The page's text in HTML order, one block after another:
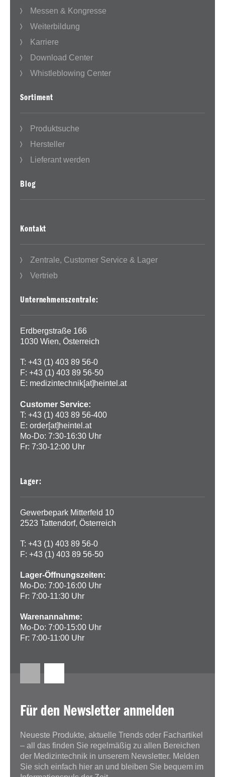
Messen & Kongresse
Weiterbildung
Karriere
Download Center
Whistleblowing Center
Sortiment
Produktsuche
Hersteller
Lieferant werden
Blog
Kontakt
Zentrale, Customer Service & Lager
Vertrieb
Unternehmenszentrale:
Erdbergstraße 166
1030 Wien, Österreich
T: +43 (1) 403 89 56-0
F: +43 (1) 403 89 56-50
E: medizintechnik[at]heintel.at
Customer Service:
T: +43 (1) 403 89 56-400
E: order[at]heintel.at
Mo-Do: 7:30-16:30 Uhr
Fr: 7:30-12:00 Uhr
Lager:
Gewerbepark Mitterfeld 10
2523 Tattendorf, Österreich
T: +43 (1) 403 89 56-0
F: +43 (1) 403 89 56-50
Lager-Öffnungszeiten:
Mo-Do: 7:00-16:00 Uhr
Fr: 7:00-11:30 Uhr
Warenannahme:
Mo-Do: 7:00-15:00 Uhr
Fr: 7:00-11:00 Uhr
Für den Newsletter anmelden
Neueste Produkte, aktuelle Trends oder Fachartikel
– all das finden Sie regelmäßig zu allen Bereichen
der Medizintechnik in unserem Newsletter. Melden
Sie sich einfach hier an und bleiben Sie bequem im